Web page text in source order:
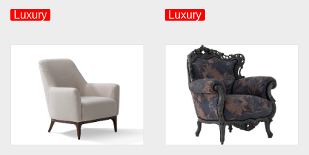
Luxury Luxury